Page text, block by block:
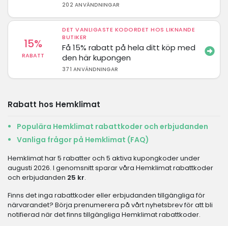
202 ANVÄNDNINGAR
15%
RABATT
DET VANLIGASTE KODORDET HOS LIKNANDE
BUTIKER
Få 15% rabatt på hela ditt köp med
den här kupongen
371 ANVÄNDNINGAR
Rabatt hos Hemklimat
Populära Hemklimat rabattkoder och erbjudanden
Vanliga frågor på Hemklimat (FAQ)
Hemklimat har 5 rabatter och 5 aktiva kupongkoder under
augusti 2026. I genomsnitt sparar våra Hemklimat rabattkoder
och erbjudanden 25 kr.
Finns det inga rabattkoder eller erbjudanden tillgängliga för
närvarandet? Börja prenumerera på vårt nyhetsbrev för att bli
notifierad när det finns tillgängliga Hemklimat rabattkoder.